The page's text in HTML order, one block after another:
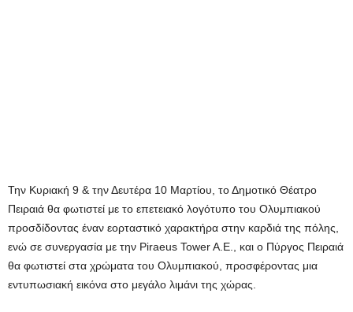
Την Κυριακή 9 & την Δευτέρα 10 Μαρτίου, το Δημοτικό Θέατρο
Πειραιά θα φωτιστεί με το επετειακό λογότυπο του Ολυμπιακού
προσδίδοντας έναν εορταστικό χαρακτήρα στην καρδιά της πόλης,
ενώ σε συνεργασία με την Piraeus Tower A.E., και ο Πύργος Πειραιά
θα φωτιστεί στα χρώματα του Ολυμπιακού, προσφέροντας μια
εντυπωσιακή εικόνα στο μεγάλο λιμάνι της χώρας.